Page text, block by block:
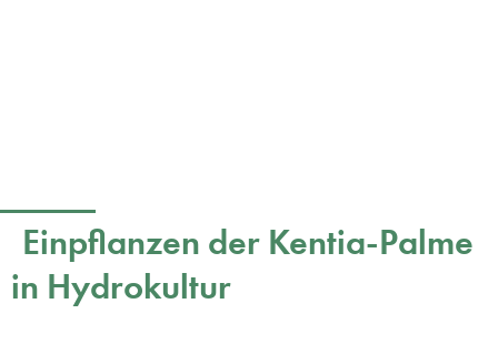
Einpflanzen der Kentia-Palme
in Hydrokultur